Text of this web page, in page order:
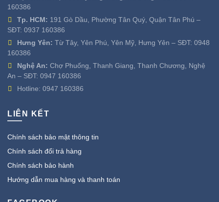
160386
Tp. HCM: 191 Gò Dầu, Phường Tân Quý, Quận Tân Phú –
SĐT: 0937 160386
Hưng Yên: Từ Tây, Yên Phú, Yên Mỹ, Hưng Yên – SĐT: 0948
160386
Nghệ An: Chợ Phuống, Thanh Giang, Thanh Chương, Nghệ
An – SĐT: 0947 160386
Hotline: 0947 160386
LIÊN KẾT
Chính sách bảo mật thông tin
Chính sách đổi trả hàng
Chính sách bảo hành
Hướng dẫn mua hàng và thanh toán